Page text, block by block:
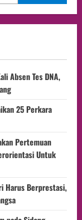
Absen Tes DNA,
25 Perkara
Pertemuan
Untuk
Harus Berprestasi,